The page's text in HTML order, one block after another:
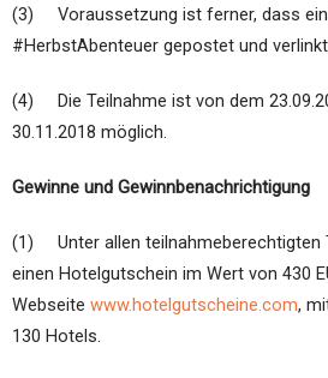
(3) Voraussetzung ist ferner, dass
#HerbstAbenteuer gepostet und
(4) Die Teilnahme ist von dem
30.11.2018 möglich.
Gewinne und Gewinnbenachrichtigung
(1) Unter allen teilnahmeberechtigten
einen Hotelgutschein im Wert von 430
Webseite www.hotelgutscheine.com,
130 Hotels.